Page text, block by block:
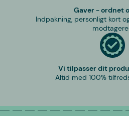
Gaver - ordnet
Indpakning, personligt kort
Vi tilpasser dit
Altid med 100%